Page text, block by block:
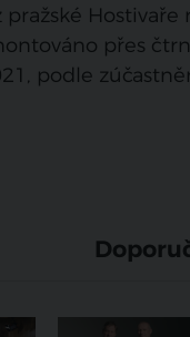
Hostivaře
přes
podle